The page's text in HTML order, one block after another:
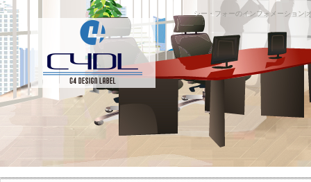
シー・フォーのインフォメーション|